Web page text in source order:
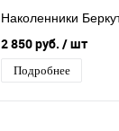
Наколенники
2 850 руб. / шт
Подробнее